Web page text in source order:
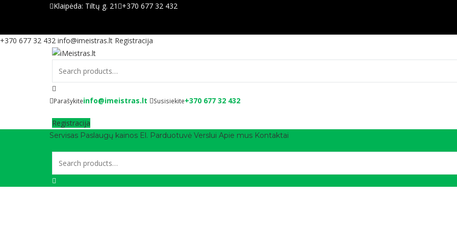
Klaipėda: Tiltų g. 21 +370 677 32 432
+370 677 32 432 info@imeistras.lt Registracija
Parašykiteinfo@imeistras.lt Susisiekite+370 677 32 432
Registracija
Servisas Paslaugų kainos El. Parduotuvė Verslui Apie mus Kontaktai